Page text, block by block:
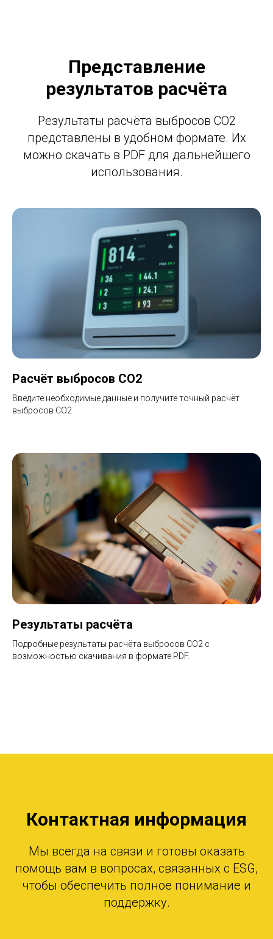
Представление
результатов расчёта
Результаты расчёта выбросов CO2
представлены в удобном формате. Их
можно скачать в PDF для дальнейшего
использования.
Расчёт выбросов CO2
Введите необходимые данные и получите точный расчёт
выбросов CO2.
Результаты расчёта
Подробные результаты расчёта выбросов CO2 с
возможностью скачивания в формате PDF.
Контактная информация
Мы всегда на связи и готовы оказать
помощь вам в вопросах, связанных с ESG,
чтобы обеспечить полное понимание и
поддержку.